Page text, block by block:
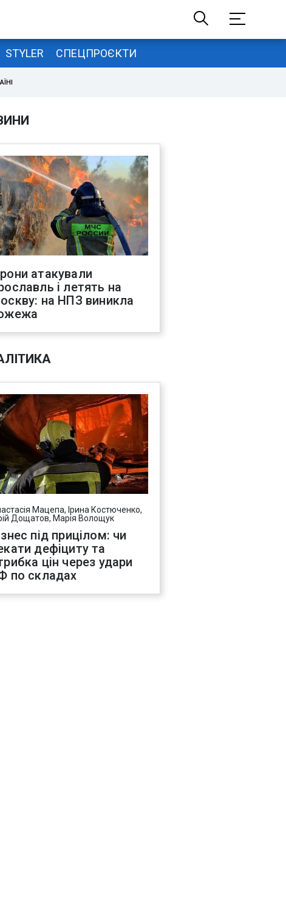
STYLER СПЕЦПРОЄКТИ
атакували
і летять на
на НПЗ виникла
Мацепа, Ірина Костюченко,
Дощатов, Марія Волощук
під прицілом: чи
дефіциту та
цін через удари
по складах